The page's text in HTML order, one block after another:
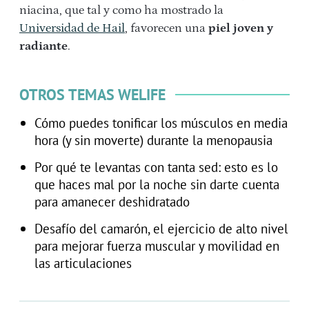
niacina, que tal y como ha mostrado la
Universidad de Hail, favorecen una piel joven y
radiante.
OTROS TEMAS WELIFE
Cómo puedes tonificar los músculos en media
hora (y sin moverte) durante la menopausia
Por qué te levantas con tanta sed: esto es lo
que haces mal por la noche sin darte cuenta
para amanecer deshidratado
Desafío del camarón, el ejercicio de alto nivel
para mejorar fuerza muscular y movilidad en
las articulaciones